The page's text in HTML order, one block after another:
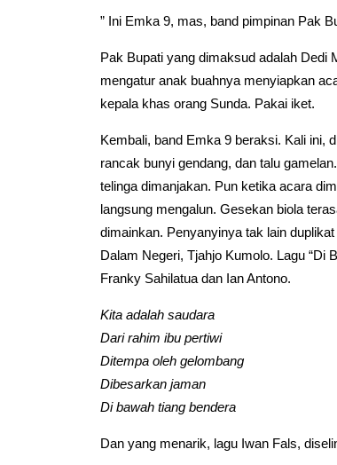
” Ini Emka 9, mas, band pimpinan Pak
Pak Bupati yang dimaksud adalah Dedi
mengatur anak buahnya menyiapkan
kepala khas orang Sunda. Pakai iket.
Kembali, band Emka 9 beraksi. Kali ini,
rancak bunyi gendang, dan talu
telinga dimanjakan. Pun ketika acara
langsung mengalun. Gesekan biola
dimainkan. Penyanyinya tak lain
Dalam Negeri, Tjahjo Kumolo. Lagu “Di
Franky Sahilatua dan Ian Antono.
Kita adalah saudara
Dari rahim ibu pertiwi
Ditempa oleh gelombang
Dibesarkan jaman
Di bawah tiang bendera
Dan yang menarik, lagu Iwan Fals,